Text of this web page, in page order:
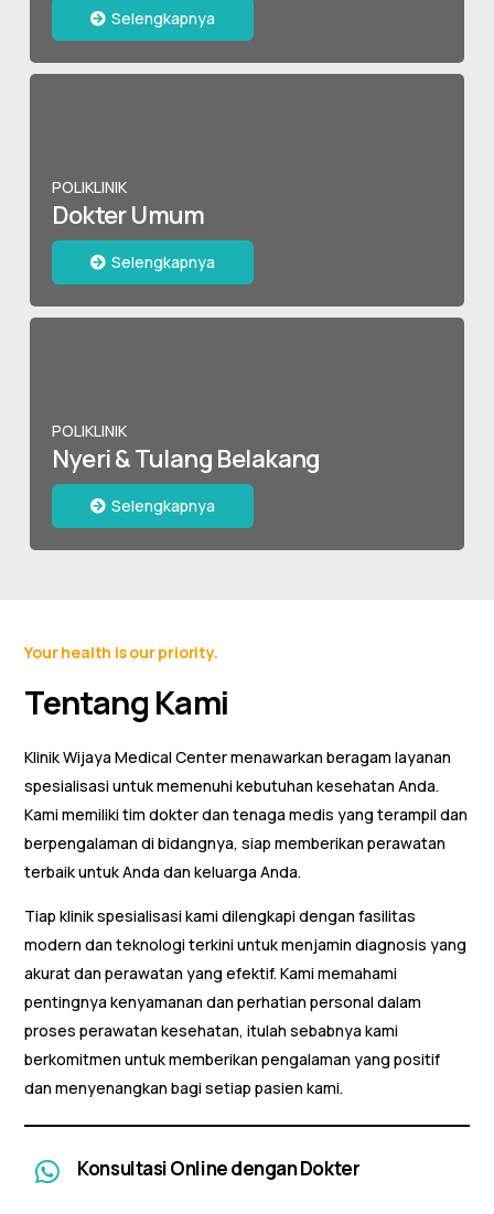
Selengkapnya
POLIKLINIK
Dokter Umum
Selengkapnya
POLIKLINIK
Nyeri & Tulang Belakang
Selengkapnya
Your health is our priority.
Tentang Kami
Klinik Wijaya Medical Center menawarkan beragam layanan
spesialisasi untuk memenuhi kebutuhan kesehatan Anda.
Kami memiliki tim dokter dan tenaga medis yang terampil dan
berpengalaman di bidangnya, siap memberikan perawatan
terbaik untuk Anda dan keluarga Anda.
Tiap klinik spesialisasi kami dilengkapi dengan fasilitas
modern dan teknologi terkini untuk menjamin diagnosis yang
akurat dan perawatan yang efektif. Kami memahami
pentingnya kenyamanan dan perhatian personal dalam
proses perawatan kesehatan, itulah sebabnya kami
berkomitmen untuk memberikan pengalaman yang positif
dan menyenangkan bagi setiap pasien kami.
Konsultasi Online dengan Dokter